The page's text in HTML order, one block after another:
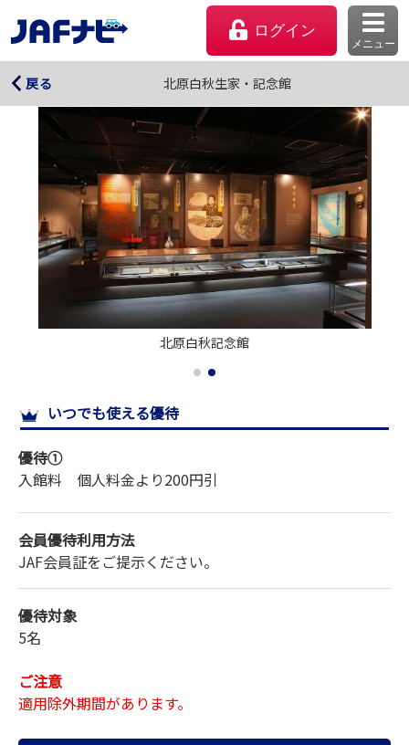
ログイン
メニュー
マイページ
サイトマップ
戻る 北原白秋生家・記念館
北原白秋生家・記念館
北原白秋記念館
いつでも使える優待
優待①
入館料 個人料金より200円引
会員優待利用方法
JAF会員証をご提示ください。
優待対象
5名
ご注意
適用除外期間があります。